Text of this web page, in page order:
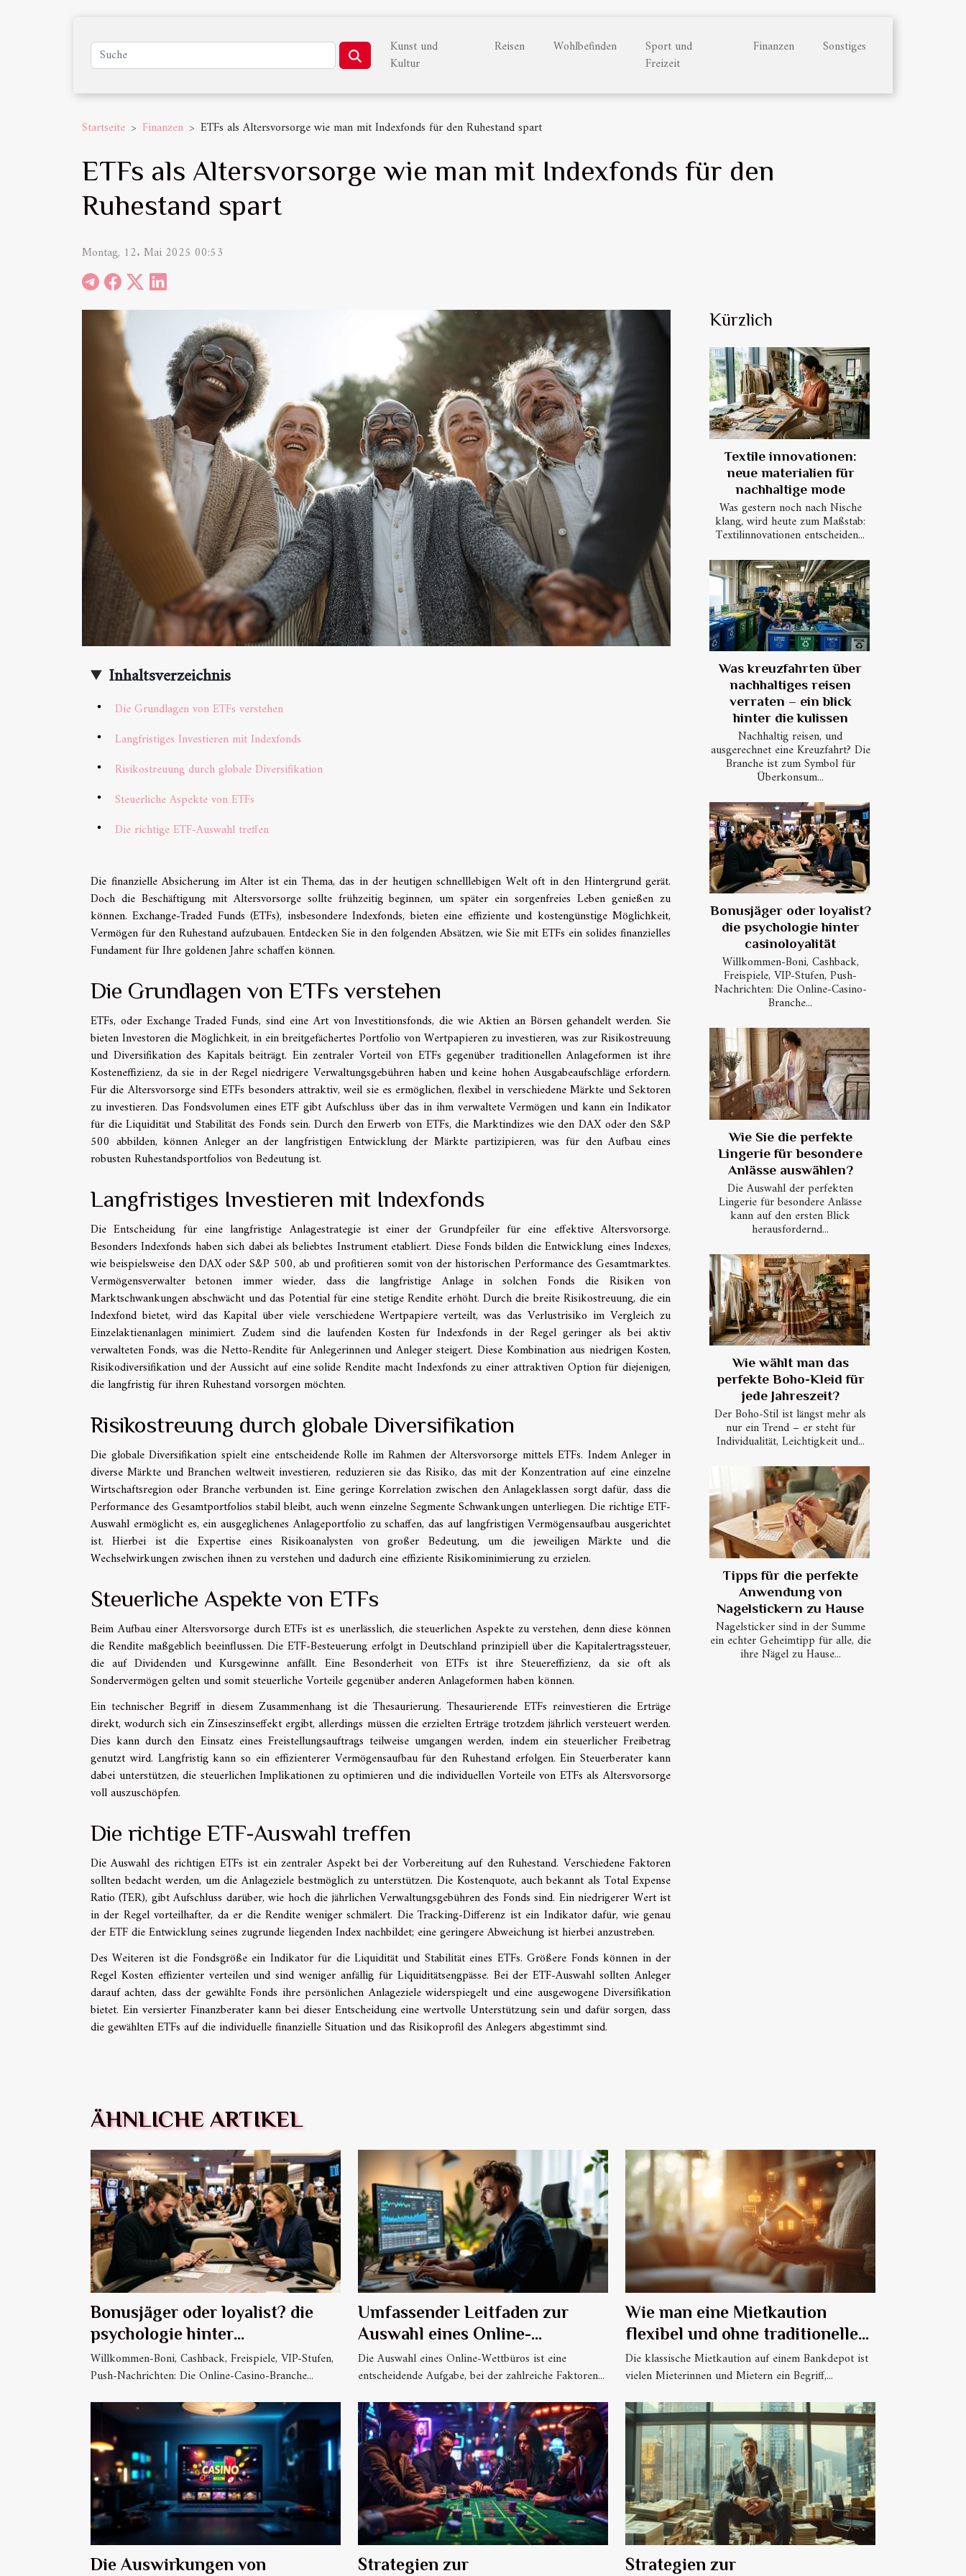
Kunst und
Kultur
Reisen Wohlbefinden
Sport und
Freizeit
Finanzen Sonstiges
Startseite Finanzen ETFs als Altersvorsorge wie man mit Indexfonds für den Ruhestand spart
ETFs als Altersvorsorge wie man mit Indexfonds für den
Ruhestand spart
Montag, 12. Mai 2025 00:53
Inhaltsverzeichnis
Die Grundlagen von ETFs verstehen
Langfristiges Investieren mit Indexfonds
Risikostreuung durch globale Diversifikation
Steuerliche Aspekte von ETFs
Die richtige ETF-Auswahl treffen
Die finanzielle Absicherung im Alter ist ein Thema, das in der heutigen schnelllebigen Welt oft in den Hintergrund gerät.
Doch die Beschäftigung mit Altersvorsorge sollte frühzeitig beginnen, um später ein sorgenfreies Leben genießen zu
können. Exchange-Traded Funds (ETFs), insbesondere Indexfonds, bieten eine effiziente und kostengünstige Möglichkeit,
Vermögen für den Ruhestand aufzubauen. Entdecken Sie in den folgenden Absätzen, wie Sie mit ETFs ein solides finanzielles
Fundament für Ihre goldenen Jahre schaffen können.
Die Grundlagen von ETFs verstehen
ETFs, oder Exchange Traded Funds, sind eine Art von Investitionsfonds, die wie Aktien an Börsen gehandelt werden. Sie
bieten Investoren die Möglichkeit, in ein breitgefächertes Portfolio von Wertpapieren zu investieren, was zur Risikostreuung
und Diversifikation des Kapitals beiträgt. Ein zentraler Vorteil von ETFs gegenüber traditionellen Anlageformen ist ihre
Kosteneffizienz, da sie in der Regel niedrigere Verwaltungsgebühren haben und keine hohen Ausgabeaufschläge erfordern.
Für die Altersvorsorge sind ETFs besonders attraktiv, weil sie es ermöglichen, flexibel in verschiedene Märkte und Sektoren
zu investieren. Das Fondsvolumen eines ETF gibt Aufschluss über das in ihm verwaltete Vermögen und kann ein Indikator
für die Liquidität und Stabilität des Fonds sein. Durch den Erwerb von ETFs, die Marktindizes wie den DAX oder den S&P
500 abbilden, können Anleger an der langfristigen Entwicklung der Märkte partizipieren, was für den Aufbau eines
robusten Ruhestandsportfolios von Bedeutung ist.
Langfristiges Investieren mit Indexfonds
Die Entscheidung für eine langfristige Anlagestrategie ist einer der Grundpfeiler für eine effektive Altersvorsorge.
Besonders Indexfonds haben sich dabei als beliebtes Instrument etabliert. Diese Fonds bilden die Entwicklung eines Indexes,
wie beispielsweise den DAX oder S&P 500, ab und profitieren somit von der historischen Performance des Gesamtmarktes.
Vermögensverwalter betonen immer wieder, dass die langfristige Anlage in solchen Fonds die Risiken von
Marktschwankungen abschwächt und das Potential für eine stetige Rendite erhöht. Durch die breite Risikostreuung, die ein
Indexfond bietet, wird das Kapital über viele verschiedene Wertpapiere verteilt, was das Verlustrisiko im Vergleich zu
Einzelaktienanlagen minimiert. Zudem sind die laufenden Kosten für Indexfonds in der Regel geringer als bei aktiv
verwalteten Fonds, was die Netto-Rendite für Anlegerinnen und Anleger steigert. Diese Kombination aus niedrigen Kosten,
Risikodiversifikation und der Aussicht auf eine solide Rendite macht Indexfonds zu einer attraktiven Option für diejenigen,
die langfristig für ihren Ruhestand vorsorgen möchten.
Risikostreuung durch globale Diversifikation
Die globale Diversifikation spielt eine entscheidende Rolle im Rahmen der Altersvorsorge mittels ETFs. Indem Anleger in
diverse Märkte und Branchen weltweit investieren, reduzieren sie das Risiko, das mit der Konzentration auf eine einzelne
Wirtschaftsregion oder Branche verbunden ist. Eine geringe Korrelation zwischen den Anlageklassen sorgt dafür, dass die
Performance des Gesamtportfolios stabil bleibt, auch wenn einzelne Segmente Schwankungen unterliegen. Die richtige ETF-
Auswahl ermöglicht es, ein ausgeglichenes Anlageportfolio zu schaffen, das auf langfristigen Vermögensaufbau ausgerichtet
ist. Hierbei ist die Expertise eines Risikoanalysten von großer Bedeutung, um die jeweiligen Märkte und die
Wechselwirkungen zwischen ihnen zu verstehen und dadurch eine effiziente Risikominimierung zu erzielen.
Steuerliche Aspekte von ETFs
Beim Aufbau einer Altersvorsorge durch ETFs ist es unerlässlich, die steuerlichen Aspekte zu verstehen, denn diese können
die Rendite maßgeblich beeinflussen. Die ETF-Besteuerung erfolgt in Deutschland prinzipiell über die Kapitalertragssteuer,
die auf Dividenden und Kursgewinne anfällt. Eine Besonderheit von ETFs ist ihre Steuereffizienz, da sie oft als
Sondervermögen gelten und somit steuerliche Vorteile gegenüber anderen Anlageformen haben können.
Ein technischer Begriff in diesem Zusammenhang ist die Thesaurierung. Thesaurierende ETFs reinvestieren die Erträge
direkt, wodurch sich ein Zinseszinseffekt ergibt, allerdings müssen die erzielten Erträge trotzdem jährlich versteuert werden.
Dies kann durch den Einsatz eines Freistellungsauftrags teilweise umgangen werden, indem ein steuerlicher Freibetrag
genutzt wird. Langfristig kann so ein effizienterer Vermögensaufbau für den Ruhestand erfolgen. Ein Steuerberater kann
dabei unterstützen, die steuerlichen Implikationen zu optimieren und die individuellen Vorteile von ETFs als Altersvorsorge
voll auszuschöpfen.
Die richtige ETF-Auswahl treffen
Die Auswahl des richtigen ETFs ist ein zentraler Aspekt bei der Vorbereitung auf den Ruhestand. Verschiedene Faktoren
sollten bedacht werden, um die Anlageziele bestmöglich zu unterstützen. Die Kostenquote, auch bekannt als Total Expense
Ratio (TER), gibt Aufschluss darüber, wie hoch die jährlichen Verwaltungsgebühren des Fonds sind. Ein niedrigerer Wert ist
in der Regel vorteilhafter, da er die Rendite weniger schmälert. Die Tracking-Differenz ist ein Indikator dafür, wie genau
der ETF die Entwicklung seines zugrunde liegenden Index nachbildet; eine geringere Abweichung ist hierbei anzustreben.
Des Weiteren ist die Fondsgröße ein Indikator für die Liquidität und Stabilität eines ETFs. Größere Fonds können in der
Regel Kosten effizienter verteilen und sind weniger anfällig für Liquiditätsengpässe. Bei der ETF-Auswahl sollten Anleger
darauf achten, dass der gewählte Fonds ihre persönlichen Anlageziele widerspiegelt und eine ausgewogene Diversifikation
bietet. Ein versierter Finanzberater kann bei dieser Entscheidung eine wertvolle Unterstützung sein und dafür sorgen, dass
die gewählten ETFs auf die individuelle finanzielle Situation und das Risikoprofil des Anlegers abgestimmt sind.
Kürzlich
Textile innovationen:
neue materialien für
nachhaltige mode
Was gestern noch nach Nische
klang, wird heute zum Maßstab:
Textilinnovationen entscheiden...
Was kreuzfahrten über
nachhaltiges reisen
verraten – ein blick
hinter die kulissen
Nachhaltig reisen, und
ausgerechnet eine Kreuzfahrt? Die
Branche ist zum Symbol für
Überkonsum...
Bonusjäger oder loyalist?
die psychologie hinter
casinoloyalität
Willkommen-Boni, Cashback,
Freispiele, VIP-Stufen, Push-
Nachrichten: Die Online-Casino-
Branche...
Wie Sie die perfekte
Lingerie für besondere
Anlässe auswählen?
Die Auswahl der perfekten
Lingerie für besondere Anlässe
kann auf den ersten Blick
herausfordernd...
Wie wählt man das
perfekte Boho-Kleid für
jede Jahreszeit?
Der Boho-Stil ist längst mehr als
nur ein Trend – er steht für
Individualität, Leichtigkeit und...
Tipps für die perfekte
Anwendung von
Nagelstickern zu Hause
Nagelsticker sind in der Summe
ein echter Geheimtipp für alle, die
ihre Nägel zu Hause...
ÄHNLICHE ARTIKEL
Bonusjäger oder loyalist? die
psychologie hinter
casinoloyalität
Willkommen-Boni, Cashback, Freispiele, VIP-Stufen,
Push-Nachrichten: Die Online-Casino-Branche...
Umfassender Leitfaden zur
Auswahl eines Online-
Wettbüros
Die Auswahl eines Online-Wettbüros ist eine
entscheidende Aufgabe, bei der zahlreiche Faktoren...
Wie man eine Mietkaution
flexibel und ohne traditionelles
Bankdepot gestaltet?
Die klassische Mietkaution auf einem Bankdepot ist
vielen Mieterinnen und Mietern ein Begriff,...
Die Auswirkungen von
Strategien zur
Strategien zur